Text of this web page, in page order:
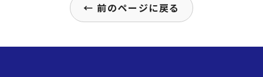
← 前のページに戻る